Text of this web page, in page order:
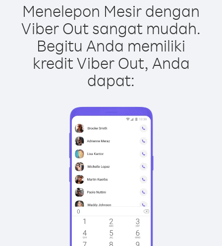
Menelepon Mesir dengan
Viber Out sangat mudah.
Begitu Anda memiliki
kredit Viber Out, Anda
dapat: